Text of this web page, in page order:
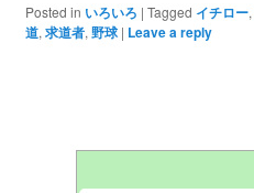
Posted in いろいろ | Tagged イチロー,
道, 求道者, 野球 | Leave a reply